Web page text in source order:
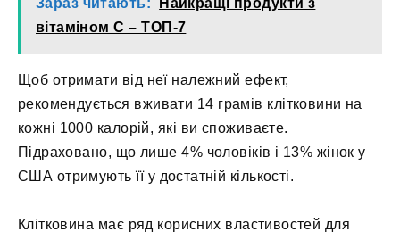
Зараз читають:
Найкращі продукти з
вітаміном С – ТОП-7
Щоб отримати від неї належний ефект,
рекомендується вживати 14 грамів клітковини на
кожні 1000 калорій, які ви споживаєте.
Підраховано, що лише 4% чоловіків і 13% жінок у
США отримують її у достатній кількості.
Клітковина має ряд корисних властивостей для